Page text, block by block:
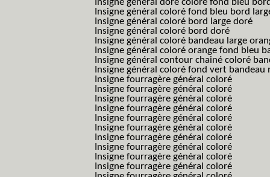
Insigne général doré coloré fond bleu
Insigne général coloré fond bleu bord
Insigne général coloré bord large doré
Insigne général coloré bord doré
Insigne général coloré bandeau large
Insigne général coloré orange fond bleu
Insigne général contour chainé coloré
Insigne général coloré fond vert bandeau
Insigne fourragère général coloré
Insigne fourragère général coloré
Insigne fourragère général coloré
Insigne fourragère général coloré
Insigne fourragère général coloré
Insigne fourragère général coloré
Insigne fourragère général coloré
Insigne fourragère général coloré
Insigne fourragère général coloré
Insigne fourragère général coloré